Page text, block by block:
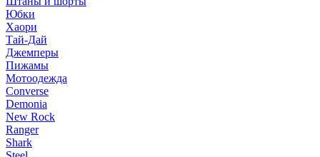
Юбки
Хаори
Тай-Дай
Джемперы
Пижамы
Мотоодежда
Converse
Demonia
New Rock
Ranger
Shark